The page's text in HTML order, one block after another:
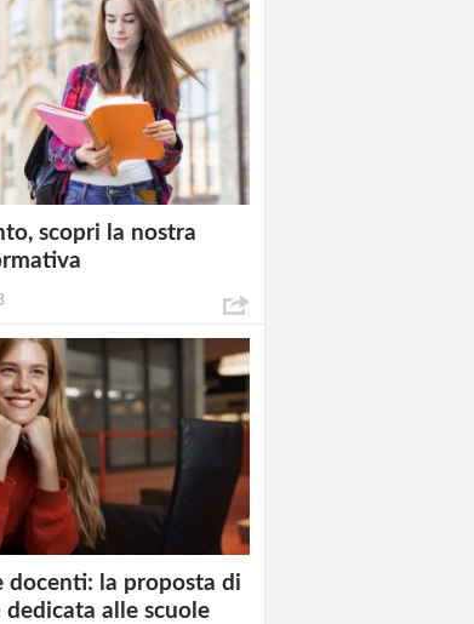
scopri la nostra
docenti: la proposta di
dedicata alle scuole